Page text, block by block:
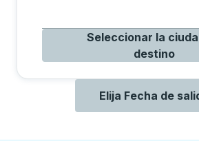
Seleccionar la
destino
Elija Fecha de